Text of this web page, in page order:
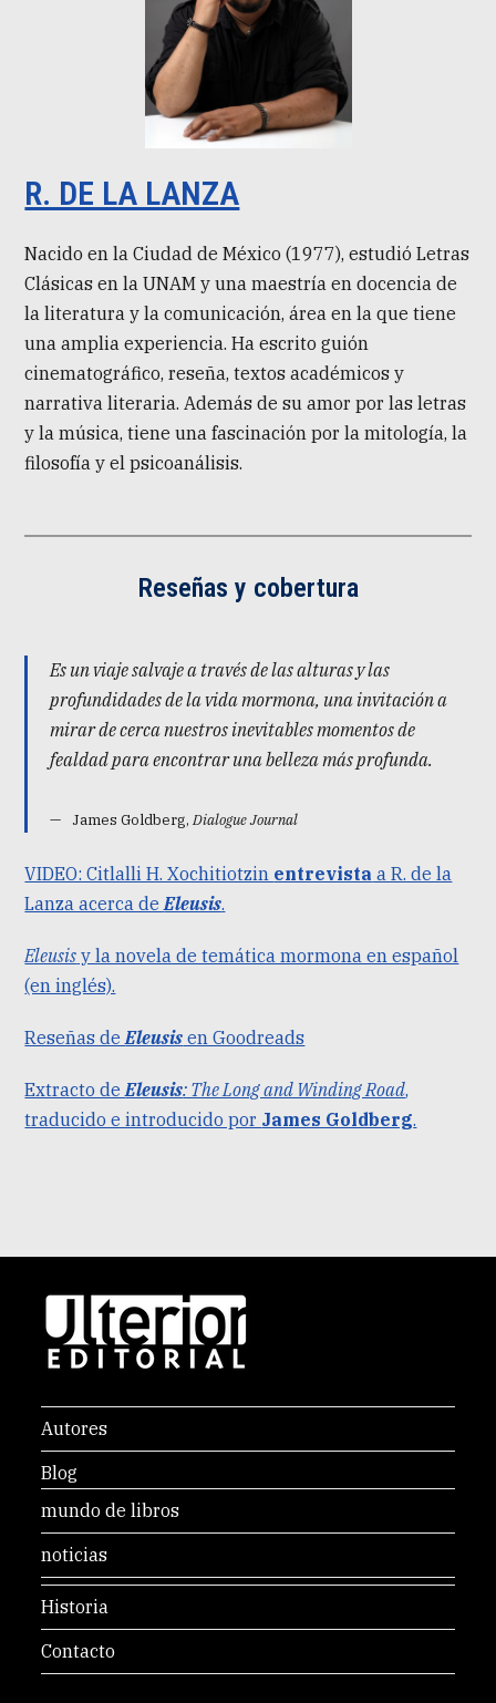
R. DE LA LANZA
Nacido en la Ciudad de México (1977), estudió Letras
Clásicas en la UNAM y una maestría en docencia de
la literatura y la comunicación, área en la que tiene
una amplia experiencia. Ha escrito guión
cinematográfico, reseña, textos académicos y
narrativa literaria. Además de su amor por las letras
y la música, tiene una fascinación por la mitología, la
filosofía y el psicoanálisis.
Reseñas y cobertura
Es un viaje salvaje a través de las alturas y las
profundidades de la vida mormona, una invitación a
mirar de cerca nuestros inevitables momentos de
fealdad para encontrar una belleza más profunda.
James Goldberg,Dialogue Journal
VIDEO: Citlalli H. Xochitiotzin entrevista a R. de la
Lanza acerca deEleusis.
Eleusis y la novela de temática mormona en español
(en inglés).
Reseñas deEleusis en Goodreads
Extracto deEleusis: The Long and Winding Road,
traducido e introducido por James Goldberg.
Autores
Blog
mundo de libros
noticias
Historia
Contacto